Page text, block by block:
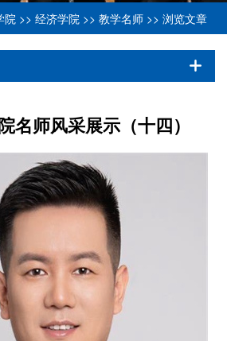
院 >> 经济学院 >> 教学名师 >> 浏览文章
名师风采展示（十四）